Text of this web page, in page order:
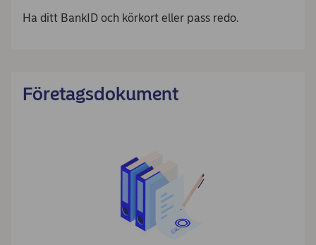
Ha ditt BankID och körkort eller pass redo.
Företagsdokument